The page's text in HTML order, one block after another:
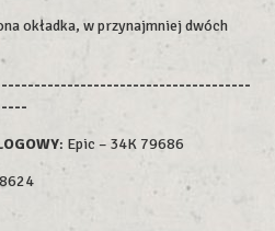
okładka, w przynajmniej dwóch
: Epic – 34K 79686